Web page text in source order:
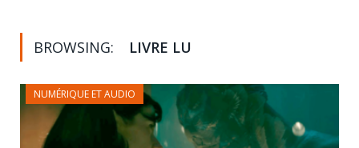
BROWSING: LIVRE LU
NUMÉRIQUE ET AUDIO